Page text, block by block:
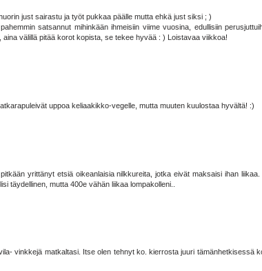
just sairastu ja työt pukkaa päälle mutta ehkä just siksi ; )
satsannut mihinkään ihmeisiin viime vuosina, edullisiin
välillä pitää korot kopista, se tekee hyvää : ) Loistavaa viikkoa!
uppoa keliaakikko-vegelle, mutta muuten kuulostaa hyvältä! :)
yrittänyt etsiä oikeanlaisia nilkkureita, jotka eivät maksaisi ihan
täydellinen, mutta 400e vähän liikaa lompakolleni..
vinkkejä matkaltasi. Itse olen tehnyt ko. kierrosta juuri tämänhetkisessä